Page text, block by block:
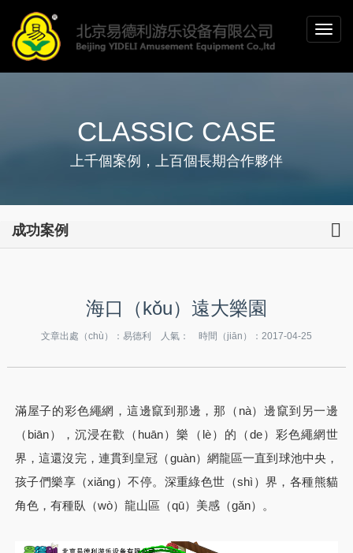
CLASSIC CASE
上千個案例，上百個長期合作夥伴
成功案例
海口（kǒu）遠大樂園
文章出處（chù）：易德利 人氣： 時間（jiān）：2017-04-25
滿屋子的彩色繩網，這邊竄到那邊，那（nà）邊竄到另一邊
（biān），沉浸在歡（huān）樂（lè）的（de）彩色繩網世
界，這還沒完，連貫到皇冠（guàn）網龍區一直到球池中央，
孩子們樂享（xiǎng）不停。深重綠色世（shì）界，各種熊貓
角色，有種臥（wò）龍山區（qū）美感（gǎn）。